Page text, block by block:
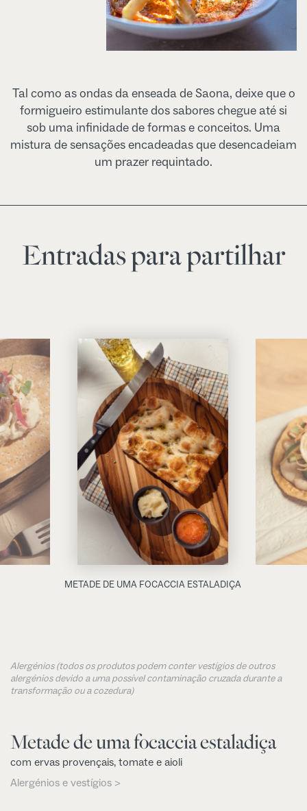
Tal como as ondas da enseada de Saona, deixe que o
formigueiro estimulante dos sabores chegue até si
sob uma infinidade de formas e conceitos. Uma
mistura de sensações encadeadas que desencadeiam
um prazer requintado.
Entradas para partilhar
METADE DE UMA FOCACCIA ESTALADIÇA
Alergénios (todos os produtos podem conter vestígios de outros
alergénios devido a uma possível contaminação cruzada durante a
transformação ou a cozedura)
Metade de uma focaccia estaladiça
com ervas provençais, tomate e aioli
Alergénios e vestígios >